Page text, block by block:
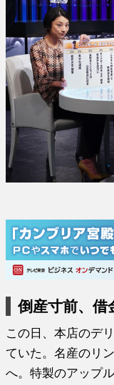
倒産寸前、借
この日、本店のデ
ていた。名産のリ
へ。特製のアップ